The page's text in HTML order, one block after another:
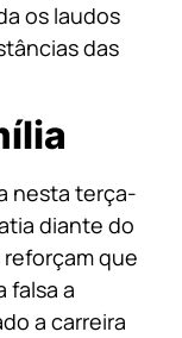
os laudos
das
nesta terça-
diante do
que
falsa a
a carreira